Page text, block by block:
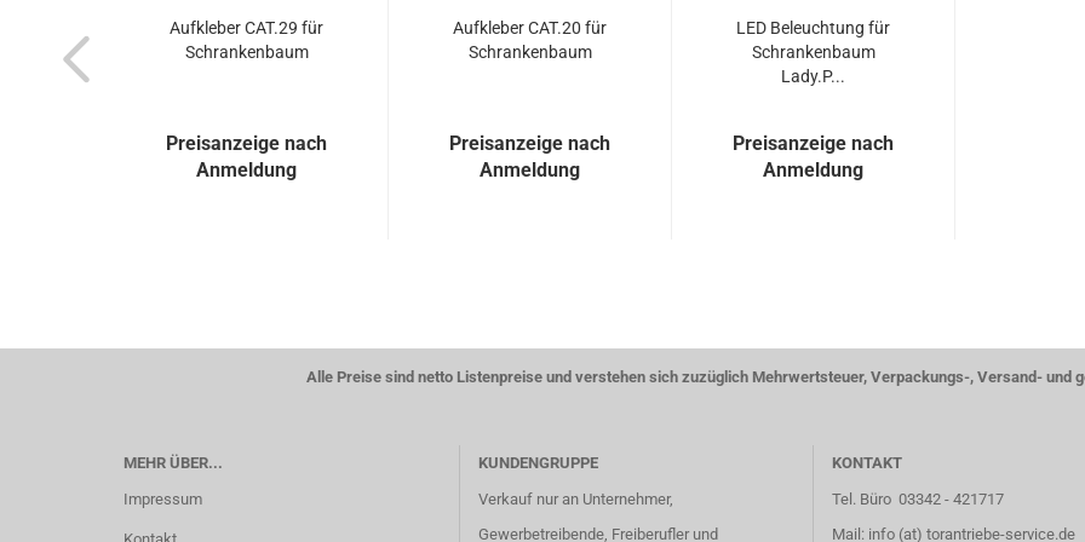
Auf­kle­ber CAT.29 für
Schran­ken­baum
Preisanzeige nach
Anmeldung
Auf­kle­ber CAT.20 für
Schran­ken­baum
Preisanzeige nach
Anmeldung
LED Be­leuch­tung für
Schran­ken­baum
Lady.P...
Preisanzeige nach
Anmeldung
Alle Preise sind netto Listenpreise und verstehen sich zuzüglich Mehrwertsteuer, Verpackungs-, Versand- und
MEHR ÜBER...
Impressum
KUNDENGRUPPE
Verkauf nur an Unternehmer,
Gewerbetreibende, Freiberufler und
KONTAKT
Tel. Büro 03342 - 421717
Mail: info (at) torantriebe-service.de